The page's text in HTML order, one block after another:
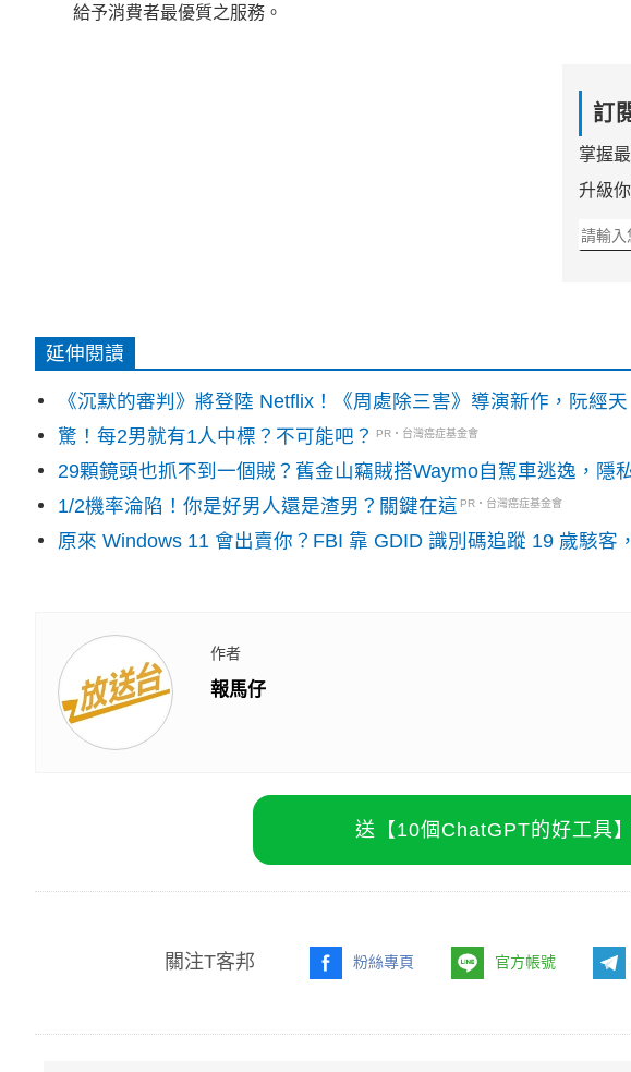
給予消費者最優質之服務。
訂
掌握
升級
延伸閱讀
《沉默的審判》將登陸 Netflix！《周處除三害》導演新作，阮經
驚！每2男就有1人中標？不可能吧？
PR・台灣癌症基金會
29顆鏡頭也抓不到一個賊？舊金山竊賊搭Waymo自駕車逃逸，隱
1/2機率淪陷！你是好男人還是渣男？關鍵在這 PR・台灣癌症基金會
原來 Windows 11 會出賣你？FBI 靠 GDID 識別碼追蹤 19 歲駭客
作者
報馬仔
送【10個ChatGPT的好工具
關注T客邦 粉絲專頁 官方帳號